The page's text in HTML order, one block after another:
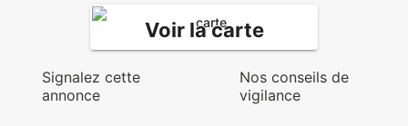
Voir la carte
Signalez cette
annonce
Nos conseils de
vigilance